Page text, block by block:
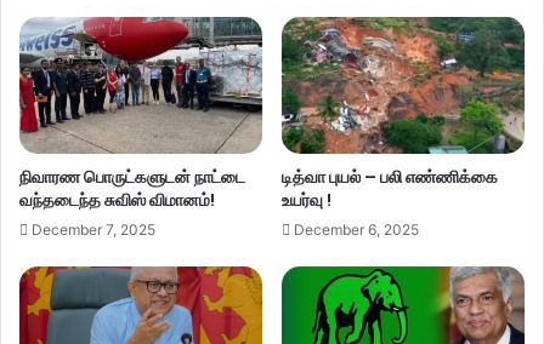
நிவாரண பொருட்களுடன் நாட்டை
வந்தடைந்த சுவிஸ் விமானம்!
December 7, 2025
டித்வா புயல் – பலி எண்ணிக்கை
உயர்வு !
December 6, 2025